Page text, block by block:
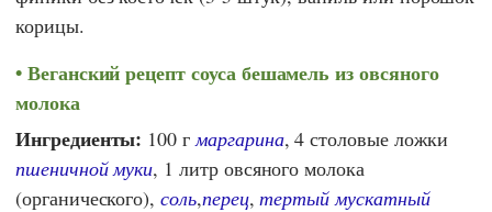
корицы.
Веганский рецепт соуса бешамель из овсяного
молока
Ингредиенты: 100 г маргарина, 4 столовые ложки
пшеничной муки, 1 литр овсяного молока
(органического),соль,перец, тертый мускатный